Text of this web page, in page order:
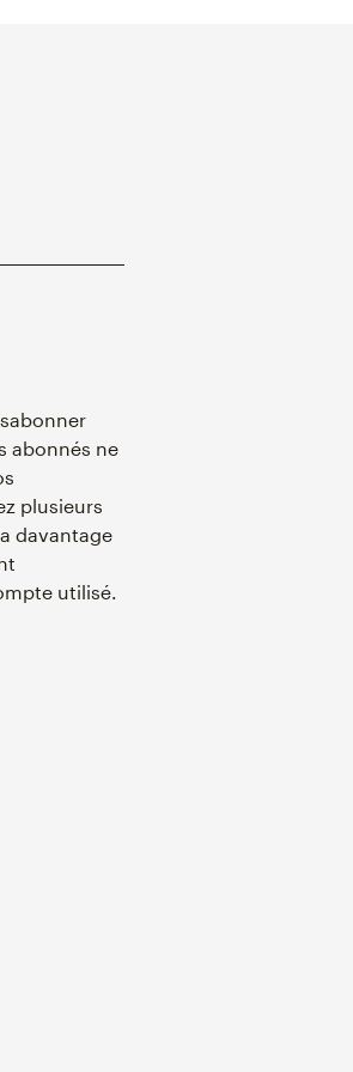
abonnés ne
plusieurs
davantage
utilisé.